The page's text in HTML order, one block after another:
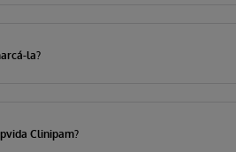
la?
Clinipam?